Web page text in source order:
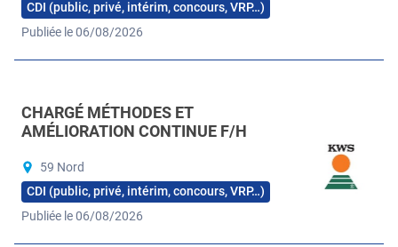
CDI (public, privé, intérim, concours, VRP…)
Publiée le 06/08/2026
CHARGÉ MÉTHODES ET
AMÉLIORATION CONTINUE F/H
59 Nord
CDI (public, privé, intérim, concours, VRP…)
Publiée le 06/08/2026